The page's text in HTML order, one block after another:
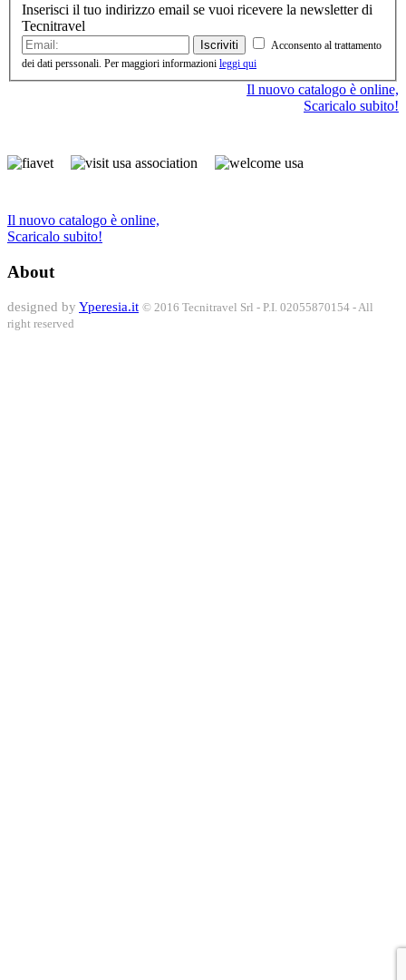
Inserisci il tuo indirizzo email se vuoi ricevere la newsletter di
Tecnitravel
Iscriviti
Acconsento al trattamento
dei dati perssonali. Per maggiori informazioni leggi qui
Il nuovo catalogo è online,
Scaricalo subito!
Il nuovo catalogo è online,
Scaricalo subito!
About
designed by Yperesia.it © 2016 Tecnitravel Srl - P.I. 02055870154 - All
right reserved